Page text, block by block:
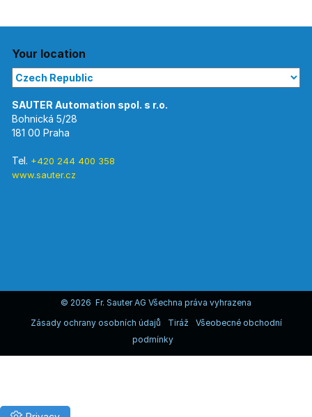
Your location
Bohnická 5/28
181 00 Praha
Tel. +420 244 400 358
www.sauter.cz
© 2026 Fr. Sauter AG Všechna práva vyhrazena
Zásady ochrany osobních údajů
Tiráž
Všeobecné obchodní
podmínky